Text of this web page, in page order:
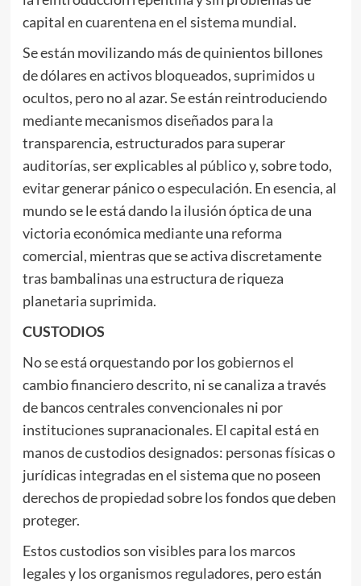
capital en cuarentena en el sistema mundial.
Se están movilizando más de quinientos billones
de dólares en activos bloqueados, suprimidos u
ocultos, pero no al azar. Se están reintroduciendo
mediante mecanismos diseñados para la
transparencia, estructurados para superar
auditorías, ser explicables al público y, sobre todo,
evitar generar pánico o especulación. En esencia, al
mundo se le está dando la ilusión óptica de una
victoria económica mediante una reforma
comercial, mientras que se activa discretamente
tras bambalinas una estructura de riqueza
planetaria suprimida.
CUSTODIOS
No se está orquestando por los gobiernos el
cambio financiero descrito, ni se canaliza a través
de bancos centrales convencionales ni por
instituciones supranacionales. El capital está en
manos de custodios designados: personas físicas o
jurídicas integradas en el sistema que no poseen
derechos de propiedad sobre los fondos que deben
proteger.
Estos custodios son visibles para los marcos
legales y los organismos reguladores, pero están